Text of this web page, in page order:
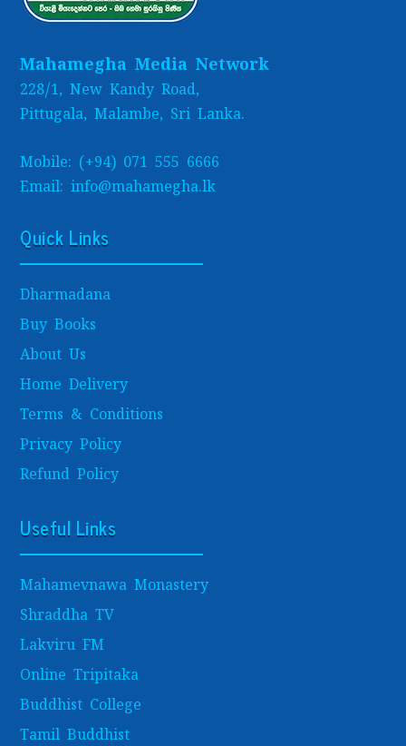
Mahamegha Media Network
228/1, New Kandy Road,
Pittugala, Malambe, Sri Lanka.
Mobile: (+94) 071 555 6666
Email: info@mahamegha.lk
Quick Links
Dharmadana
Buy Books
About Us
Home Delivery
Terms & Conditions
Privacy Policy
Refund Policy
Useful Links
Mahamevnawa Monastery
Shraddha TV
Lakviru FM
Online Tripitaka
Buddhist College
Tamil Buddhist